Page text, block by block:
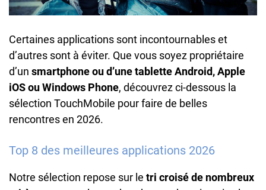
Certaines applications sont incontournables et
d’autres sont à éviter. Que vous soyez propriétaire
d’un smartphone ou d’une tablette Android, Apple
iOS ou Windows Phone, découvrez ci-dessous la
sélection TouchMobile pour faire de belles
rencontres en 2026.
Top 8 des meilleures applications 2026
Notre sélection repose sur le tri croisé de nombreux